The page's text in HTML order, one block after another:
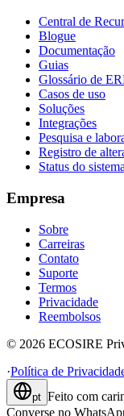
Central de
Blogue
Documentação
Guias
Glossário de
Casos de uso
Soluções
Integrações
Pesquisa e
Registro de
Status do sistema
Empresa
Sobre
Carreiras
Contato
Suporte
Termos
Privacidade
Reembolsos
© 2026 ECOSIRE
·Política de
pt Feito com
Converse no